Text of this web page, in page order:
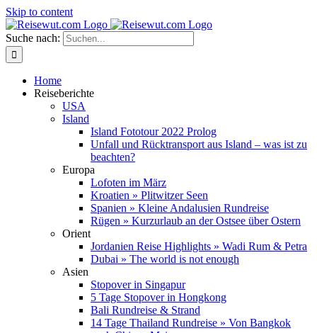
Skip to content
Suche nach:
Home
Reiseberichte
USA
Island
Island Fototour 2022 Prolog
Unfall und Rücktransport aus Island – was ist zu
beachten?
Europa
Lofoten im März
Kroatien » Plitwitzer Seen
Spanien » Kleine Andalusien Rundreise
Rügen » Kurzurlaub an der Ostsee über Ostern
Orient
Jordanien Reise Highlights » Wadi Rum & Petra
Dubai » The world is not enough
Asien
Stopover in Singapur
5 Tage Stopover in Hongkong
Bali Rundreise & Strand
14 Tage Thailand Rundreise » Von Bangkok